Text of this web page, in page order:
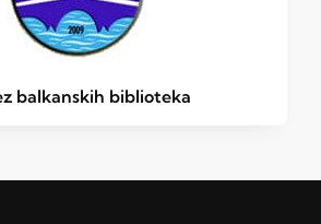
balkanskih biblioteka